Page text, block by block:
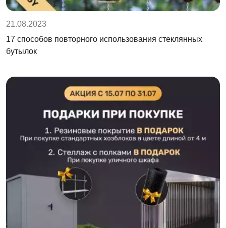
21.08.2023
17 способов повторного использования стеклянных
бутылок